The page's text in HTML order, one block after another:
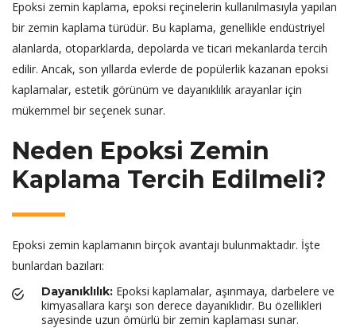
Epoksi zemin kaplama, epoksi reçinelerin kullanılmasıyla yapılan
bir zemin kaplama türüdür. Bu kaplama, genellikle endüstriyel
alanlarda, otoparklarda, depolarda ve ticari mekanlarda tercih
edilir. Ancak, son yıllarda evlerde de popülerlik kazanan epoksi
kaplamalar, estetik görünüm ve dayanıklılık arayanlar için
mükemmel bir seçenek sunar.
Neden Epoksi Zemin
Kaplama Tercih Edilmeli?
Epoksi zemin kaplamanın birçok avantajı bulunmaktadır. İşte
bunlardan bazıları:
Dayanıklılık: Epoksi kaplamalar, aşınmaya, darbelere ve
kimyasallara karşı son derece dayanıklıdır. Bu özellikleri
sayesinde uzun ömürlü bir zemin kaplaması sunar.